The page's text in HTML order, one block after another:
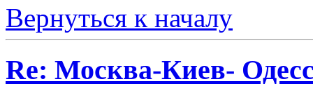
Вернуться к началу
Re: Москва-Киев-